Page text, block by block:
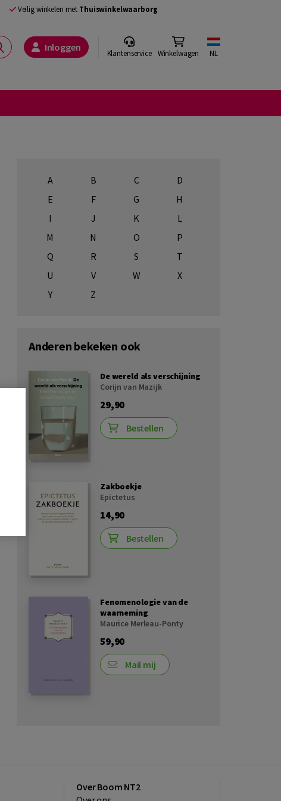
Veilig winkelen met Thuiswinkelwaarborg
Inloggen Klantenservice Winkelwagen NL
A B C
D
E
F G
H
I
J K
L
M
N O
P
Q
R S
T
U
V W
X
Y
Z
Anderen bekeken ook
De wereld als verschijning
Corijn van Mazijk
29,90
Bestellen
Zakboekje
Epictetus
14,90
Bestellen
Fenomenologie van de
waarneming
Maurice Merleau-Ponty
59,90
Mail mij
Over Boom NT2